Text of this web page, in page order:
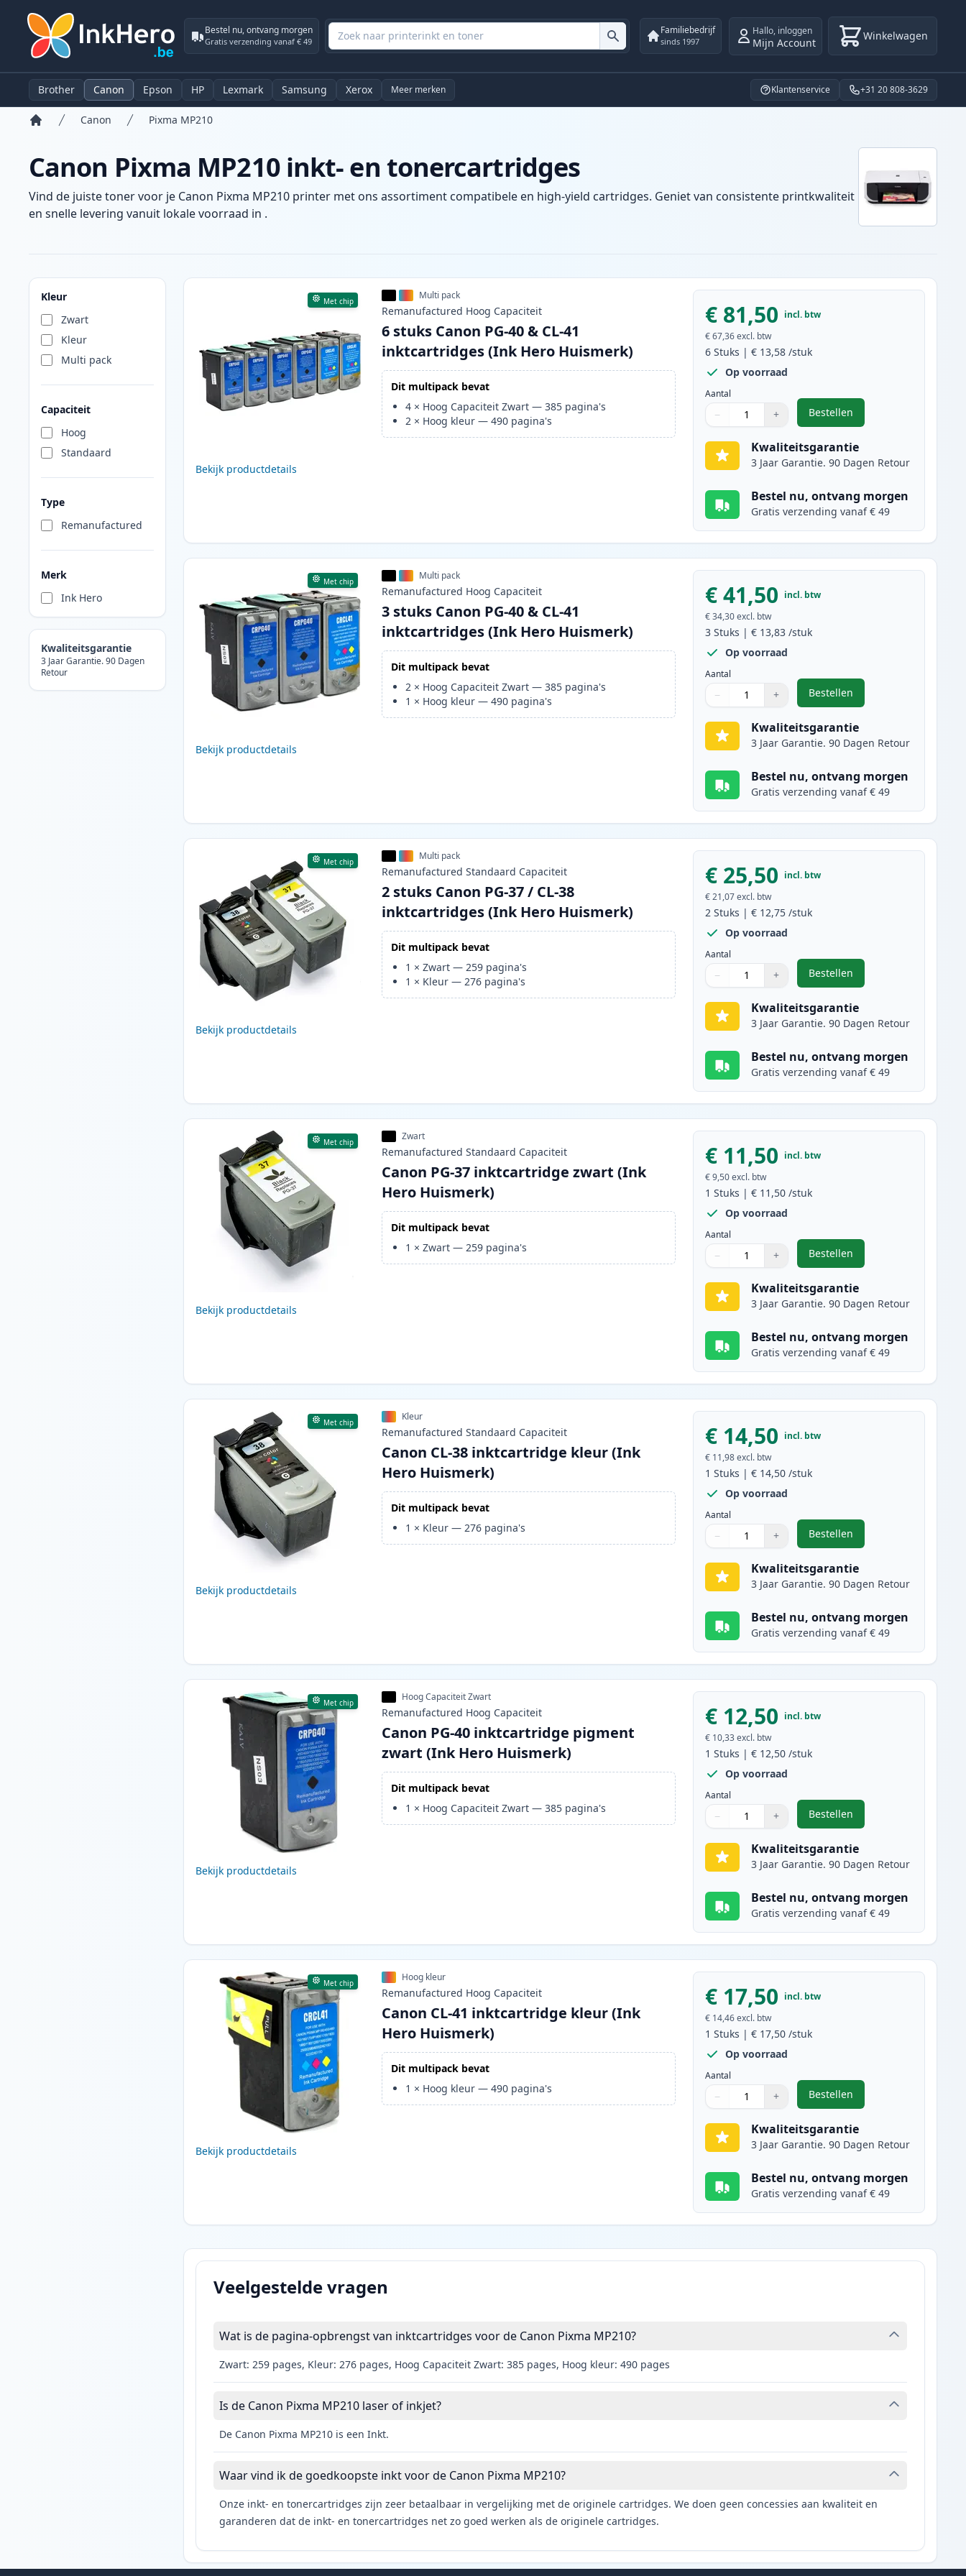
Bestel nu, ontvang morgen
Gratis verzending vanaf € 49
Familiebedrijf
sinds 1997
Hallo, inloggen
Mijn Account Winkelwagen
Brother Canon Epson HP Lexmark Samsung Xerox Meer merken Klantenservice +31 20 808-3629
Canon Pixma MP210
Canon Pixma MP210 inkt- en tonercartridges
Vind de juiste toner voor je Canon Pixma MP210 printer met ons assortiment compatibele en high-yield cartridges. Geniet van consistente printkwaliteit
en snelle levering vanuit lokale voorraad in .
Kleur
Zwart
Kleur
Multi pack
Capaciteit
Hoog
Standaard
Type
Remanufactured
Merk
Ink Hero
Kwaliteitsgarantie
3 Jaar Garantie. 90 Dagen
Retour
Producten
Met chip
Bekijk productdetails
Multi pack
Remanufactured Hoog Capaciteit
6 stuks Canon PG-40 & CL-41
inktcartridges (Ink Hero Huismerk)
Dit multipack bevat
4 × Hoog Capaciteit Zwart —385 pagina's
2 × Hoog kleur —490 pagina's
€ 81,50 incl. btw
€ 67,36 excl. btw
6 Stuks |€ 13,58 /stuk
Op voorraad
Aantal
Aantal
Gebruik de knoppen om aan te passen
− +
Aantal 1
Bestellen
,6 stuks Canon PG-40 &
Kwaliteitsgarantie
3 Jaar Garantie. 90 Dagen Retour
Bestel nu, ontvang morgen
Gratis verzending vanaf € 49
Met chip
Bekijk productdetails
Multi pack
Remanufactured Hoog Capaciteit
3 stuks Canon PG-40 & CL-41
inktcartridges (Ink Hero Huismerk)
Dit multipack bevat
2 × Hoog Capaciteit Zwart —385 pagina's
1 × Hoog kleur —490 pagina's
€ 41,50 incl. btw
€ 34,30 excl. btw
3 Stuks |€ 13,83 /stuk
Op voorraad
Aantal
Aantal
Gebruik de knoppen om aan te passen
− +
Aantal 1
Bestellen
,3 stuks Canon PG-40 &
Kwaliteitsgarantie
3 Jaar Garantie. 90 Dagen Retour
Bestel nu, ontvang morgen
Gratis verzending vanaf € 49
Met chip
Bekijk productdetails
Multi pack
Remanufactured Standaard Capaciteit
2 stuks Canon PG-37 / CL-38
inktcartridges (Ink Hero Huismerk)
Dit multipack bevat
1 ×Zwart —259 pagina's
1 × Kleur —276 pagina's
€ 25,50 incl. btw
€ 21,07 excl. btw
2 Stuks |€ 12,75 /stuk
Op voorraad
Aantal
Aantal
Gebruik de knoppen om aan te passen
− +
Aantal 1
Bestellen
,2 stuks Canon PG-37 /
Kwaliteitsgarantie
3 Jaar Garantie. 90 Dagen Retour
Bestel nu, ontvang morgen
Gratis verzending vanaf € 49
Met chip
Bekijk productdetails
Zwart
Remanufactured Standaard Capaciteit
Canon PG-37 inktcartridge zwart (Ink
Hero Huismerk)
Dit multipack bevat
1 ×Zwart —259 pagina's
€ 11,50 incl. btw
€ 9,50 excl. btw
1 Stuks |€ 11,50 /stuk
Op voorraad
Aantal
Aantal
Gebruik de knoppen om aan te passen
− +
Aantal 1
Bestellen
,Canon PG-37
Kwaliteitsgarantie
3 Jaar Garantie. 90 Dagen Retour
Bestel nu, ontvang morgen
Gratis verzending vanaf € 49
Met chip
Bekijk productdetails
Kleur
Remanufactured Standaard Capaciteit
Canon CL-38 inktcartridge kleur (Ink
Hero Huismerk)
Dit multipack bevat
1 × Kleur —276 pagina's
€ 14,50 incl. btw
€ 11,98 excl. btw
1 Stuks |€ 14,50 /stuk
Op voorraad
Aantal
Aantal
Gebruik de knoppen om aan te passen
− +
Aantal 1
Bestellen
,Canon CL-38
Kwaliteitsgarantie
3 Jaar Garantie. 90 Dagen Retour
Bestel nu, ontvang morgen
Gratis verzending vanaf € 49
Met chip
Bekijk productdetails
Hoog Capaciteit Zwart
Remanufactured Hoog Capaciteit
Canon PG-40 inktcartridge pigment
zwart (Ink Hero Huismerk)
Dit multipack bevat
1 × Hoog Capaciteit Zwart —385 pagina's
€ 12,50 incl. btw
€ 10,33 excl. btw
1 Stuks |€ 12,50 /stuk
Op voorraad
Aantal
Aantal
Gebruik de knoppen om aan te passen
− +
Aantal 1
Bestellen
,Canon PG-40
Kwaliteitsgarantie
3 Jaar Garantie. 90 Dagen Retour
Bestel nu, ontvang morgen
Gratis verzending vanaf € 49
Met chip
Bekijk productdetails
Hoog kleur
Remanufactured Hoog Capaciteit
Canon CL-41 inktcartridge kleur (Ink
Hero Huismerk)
Dit multipack bevat
1 × Hoog kleur —490 pagina's
€ 17,50 incl. btw
€ 14,46 excl. btw
1 Stuks |€ 17,50 /stuk
Op voorraad
Aantal
Aantal
Gebruik de knoppen om aan te passen
− +
Aantal 1
Bestellen
,Canon CL-41
Kwaliteitsgarantie
3 Jaar Garantie. 90 Dagen Retour
Bestel nu, ontvang morgen
Gratis verzending vanaf € 49
Veelgestelde vragen
Wat is de pagina-opbrengst van inktcartridges voor de Canon Pixma MP210?
Zwart: 259 pages, Kleur: 276 pages, Hoog Capaciteit Zwart: 385 pages, Hoog kleur: 490 pages
Is de Canon Pixma MP210 laser of inkjet?
De Canon Pixma MP210 is een Inkt.
Waar vind ik de goedkoopste inkt voor de Canon Pixma MP210?
Onze inkt- en tonercartridges zijn zeer betaalbaar in vergelijking met de originele cartridges. We doen geen concessies aan kwaliteit en
garanderen dat de inkt- en tonercartridges net zo goed werken als de originele cartridges.